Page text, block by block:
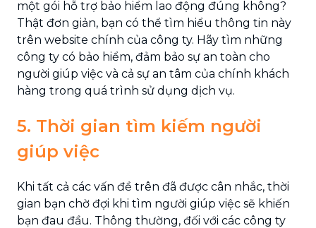
một gói hỗ trợ bảo hiểm lao động đúng không?
Thật đơn giản, bạn có thể tìm hiểu thông tin này
trên website chính của công ty. Hãy tìm những
công ty có bảo hiểm, đảm bảo sự an toàn cho
người giúp việc và cả sự an tâm của chính khách
hàng trong quá trình sử dụng dịch vụ.
5. Thời gian tìm kiếm người
giúp việc
Khi tất cả các vấn đề trên đã được cân nhắc, thời
gian bạn chờ đợi khi tìm người giúp việc sẽ khiến
bạn đau đầu. Thông thường, đối với các công ty